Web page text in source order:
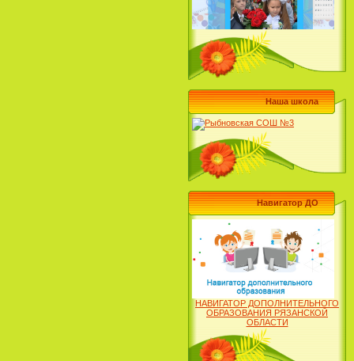
Наша школа
Навигатор ДО
НАВИГАТОР ДОПОЛНИТЕЛЬНОГО
ОБРАЗОВАНИЯ РЯЗАНСКОЙ
ОБЛАСТИ